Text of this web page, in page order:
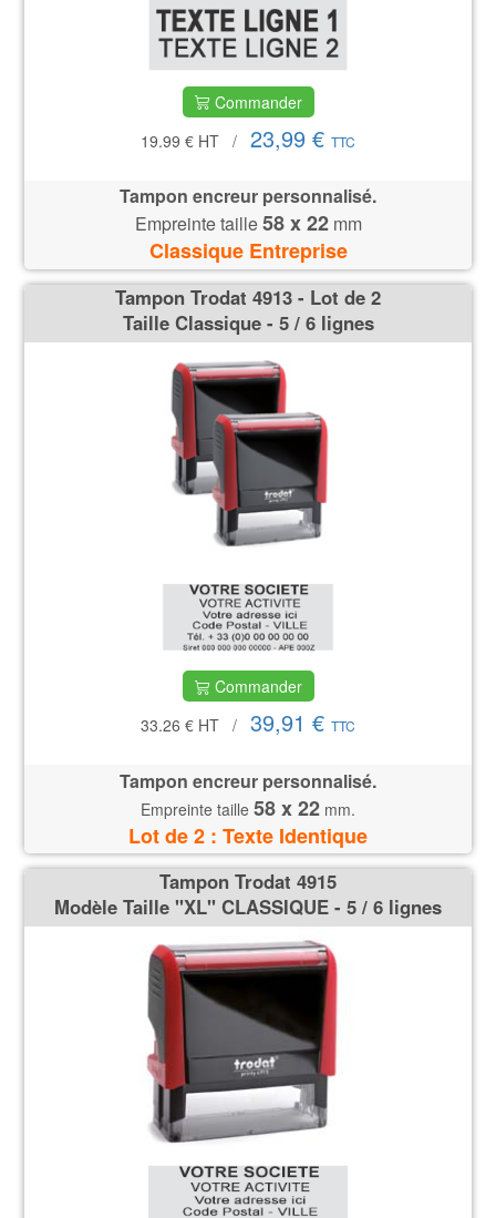
Commander
19.99 € HT / 23,99 € TTC
Tampon encreur personnalisé.
Empreinte taille58 x 22mm
Classique Entreprise
Tampon Trodat 4913 - Lot de 2
Taille Classique - 5 / 6 lignes
Commander
33.26 € HT / 39,91 € TTC
Tampon encreur personnalisé.
Empreinte taille 58 x 22 mm.
Lot de 2 : Texte Identique
Tampon Trodat 4915
Modèle Taille ''XL'' CLASSIQUE - 5 / 6 lignes